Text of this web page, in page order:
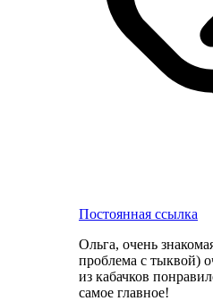
Постоянная ссылка
Ольга, очень
проблема с тыквой)
из кабачков
самое главное!